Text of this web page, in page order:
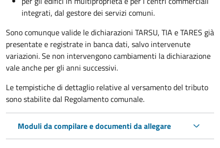
integrati, dal gestore dei servizi comuni.
Sono comunque valide le dichiarazioni TARSU, TIA e TARES già
presentate e registrate in banca dati, salvo intervenute
variazioni. Se non intervengono cambiamenti la dichiarazione
vale anche per gli anni successivi.
Le tempistiche di dettaglio relative al versamento del tributo
sono stabilite dal Regolamento comunale.
Moduli da compilare e documenti da allegare